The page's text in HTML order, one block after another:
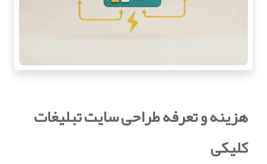
هزینه و تعرفه طراحی سایت تبلیغات
کلیکی